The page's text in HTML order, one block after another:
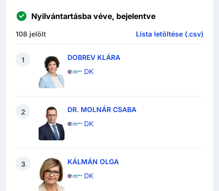
Nyilvántartásba véve, bejelentve
108 jelölt Lista letöltése (.csv)
1
DOBREV KLÁRA
DK
2
DR. MOLNÁR CSABA
DK
3
KÁLMÁN OLGA
DK